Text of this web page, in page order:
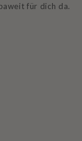
für dich da.